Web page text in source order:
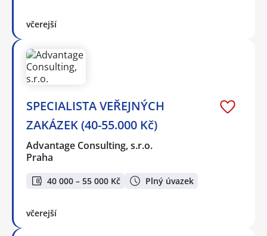
včerejší
SPECIALISTA VEŘEJNÝCH
ZAKÁZEK (40-55.000 Kč)
Advantage Consulting, s.r.o.
Praha
40 000 – 55 000 Kč Plný úvazek
včerejší